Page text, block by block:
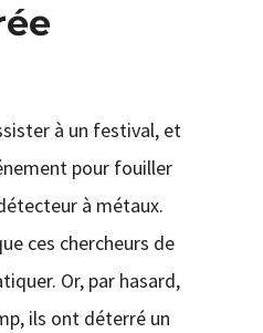
à un festival, et
pour fouiller
à métaux.
ces chercheurs de
Or, par hasard,
ils ont déterré un